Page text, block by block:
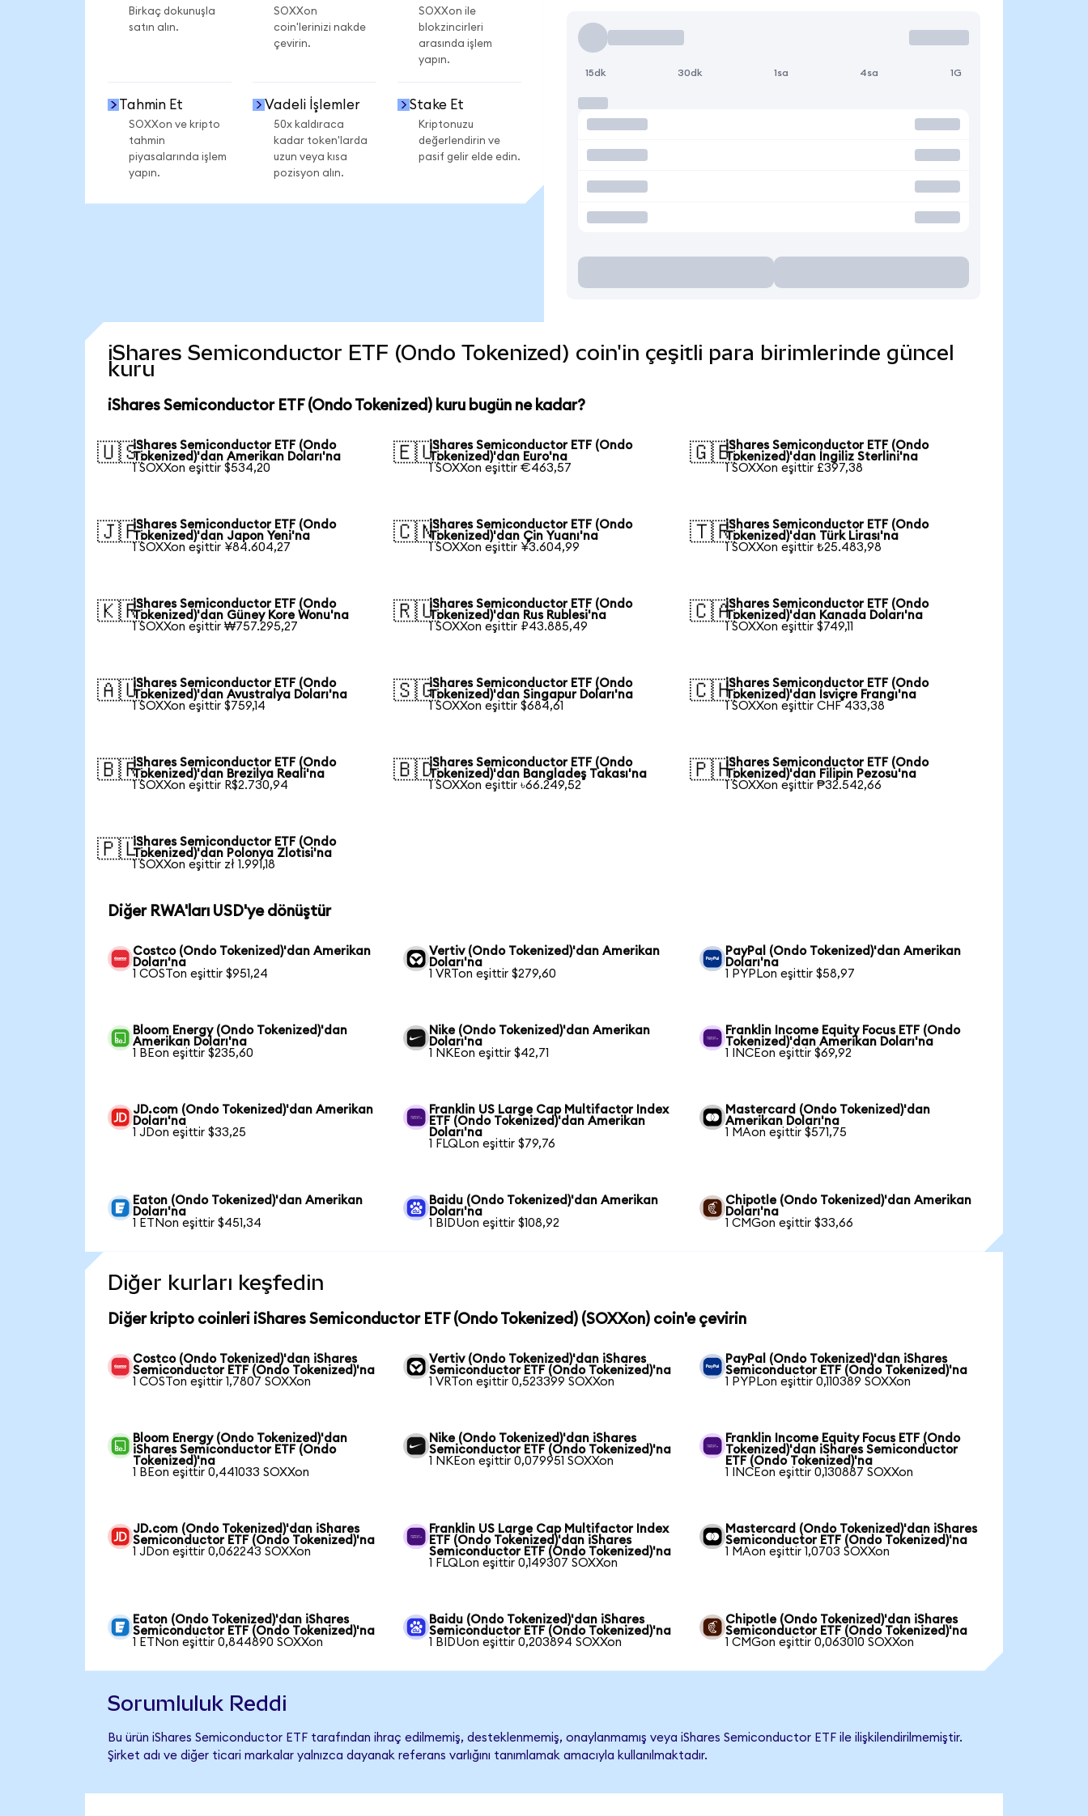
Birkaç dokunuşla
satın alın.
SOXXon
coin'lerinizi nakde
çevirin.
SOXXon ile
blokzincirleri
arasında işlem
yapın.
Tahmin Et
SOXXon ve kripto
tahmin
piyasalarında işlem
yapın.
Vadeli İşlemler
50x kaldıraca
kadar token'larda
uzun veya kısa
pozisyon alın.
Stake Et
Kriptonuzu
değerlendirin ve
pasif gelir elde edin.
15dk 30dk 1sa 4sa 1G
iShares Semiconductor ETF (Ondo Tokenized) coin'in çeşitli para birimlerinde güncel
kuru
iShares Semiconductor ETF (Ondo Tokenized) kuru bugün ne kadar?
🇺🇸iShares Semiconductor ETF (Ondo
Tokenized)'dan Amerikan Doları'na
1 SOXXon eşittir $534,20
🇪🇺iShares Semiconductor ETF (Ondo
Tokenized)'dan Euro'na
1 SOXXon eşittir €463,57
🇬🇧iShares Semiconductor ETF (Ondo
Tokenized)'dan İngiliz Sterlini'na
1 SOXXon eşittir £397,38
🇯🇵iShares Semiconductor ETF (Ondo
Tokenized)'dan Japon Yeni'na
1 SOXXon eşittir ¥84.604,27
🇨🇳iShares Semiconductor ETF (Ondo
Tokenized)'dan Çin Yuanı'na
1 SOXXon eşittir ¥3.604,99
🇹🇷iShares Semiconductor ETF (Ondo
Tokenized)'dan Türk Lirası'na
1 SOXXon eşittir ₺25.483,98
🇰🇷iShares Semiconductor ETF (Ondo
Tokenized)'dan Güney Kore Wonu'na
1 SOXXon eşittir ₩757.295,27
🇷🇺iShares Semiconductor ETF (Ondo
Tokenized)'dan Rus Rublesi'na
1 SOXXon eşittir ₽43.885,49
🇨🇦iShares Semiconductor ETF (Ondo
Tokenized)'dan Kanada Doları'na
1 SOXXon eşittir $749,11
🇦🇺iShares Semiconductor ETF (Ondo
Tokenized)'dan Avustralya Doları'na
1 SOXXon eşittir $759,14
🇸🇬iShares Semiconductor ETF (Ondo
Tokenized)'dan Singapur Doları'na
1 SOXXon eşittir $684,61
🇨🇭iShares Semiconductor ETF (Ondo
Tokenized)'dan İsviçre Frangı'na
1 SOXXon eşittir CHF 433,38
🇧🇷iShares Semiconductor ETF (Ondo
Tokenized)'dan Brezilya Reali'na
1 SOXXon eşittir R$2.730,94
🇧🇩iShares Semiconductor ETF (Ondo
Tokenized)'dan Bangladeş Takası'na
1 SOXXon eşittir ৳66.249,52
🇵🇭iShares Semiconductor ETF (Ondo
Tokenized)'dan Filipin Pezosu'na
1 SOXXon eşittir ₱32.542,66
🇵🇱iShares Semiconductor ETF (Ondo
Tokenized)'dan Polonya Zlotisi'na
1 SOXXon eşittir zł 1.991,18
Diğer RWA'ları USD'ye dönüştür
Costco (Ondo Tokenized)'dan Amerikan
Doları'na
1 COSTon eşittir $951,24
Vertiv (Ondo Tokenized)'dan Amerikan
Doları'na
1 VRTon eşittir $279,60
PayPal (Ondo Tokenized)'dan Amerikan
Doları'na
1 PYPLon eşittir $58,97
Bloom Energy (Ondo Tokenized)'dan
Amerikan Doları'na
1 BEon eşittir $235,60
Nike (Ondo Tokenized)'dan Amerikan
Doları'na
1 NKEon eşittir $42,71
Franklin Income Equity Focus ETF (Ondo
Tokenized)'dan Amerikan Doları'na
1 INCEon eşittir $69,92
JD.com (Ondo Tokenized)'dan Amerikan
Doları'na
1 JDon eşittir $33,25
Franklin US Large Cap Multifactor Index
ETF (Ondo Tokenized)'dan Amerikan
Doları'na
1 FLQLon eşittir $79,76
Mastercard (Ondo Tokenized)'dan
Amerikan Doları'na
1 MAon eşittir $571,75
Eaton (Ondo Tokenized)'dan Amerikan
Doları'na
1 ETNon eşittir $451,34
Baidu (Ondo Tokenized)'dan Amerikan
Doları'na
1 BIDUon eşittir $108,92
Chipotle (Ondo Tokenized)'dan Amerikan
Doları'na
1 CMGon eşittir $33,66
Diğer kurları keşfedin
Diğer kripto coinleri iShares Semiconductor ETF (Ondo Tokenized) (SOXXon) coin'e çevirin
Costco (Ondo Tokenized)'dan iShares
Semiconductor ETF (Ondo Tokenized)'na
1 COSTon eşittir 1,7807 SOXXon
Vertiv (Ondo Tokenized)'dan iShares
Semiconductor ETF (Ondo Tokenized)'na
1 VRTon eşittir 0,523399 SOXXon
PayPal (Ondo Tokenized)'dan iShares
Semiconductor ETF (Ondo Tokenized)'na
1 PYPLon eşittir 0,110389 SOXXon
Bloom Energy (Ondo Tokenized)'dan
iShares Semiconductor ETF (Ondo
Tokenized)'na
1 BEon eşittir 0,441033 SOXXon
Nike (Ondo Tokenized)'dan iShares
Semiconductor ETF (Ondo Tokenized)'na
1 NKEon eşittir 0,079951 SOXXon
Franklin Income Equity Focus ETF (Ondo
Tokenized)'dan iShares Semiconductor
ETF (Ondo Tokenized)'na
1 INCEon eşittir 0,130887 SOXXon
JD.com (Ondo Tokenized)'dan iShares
Semiconductor ETF (Ondo Tokenized)'na
1 JDon eşittir 0,062243 SOXXon
Franklin US Large Cap Multifactor Index
ETF (Ondo Tokenized)'dan iShares
Semiconductor ETF (Ondo Tokenized)'na
1 FLQLon eşittir 0,149307 SOXXon
Mastercard (Ondo Tokenized)'dan iShares
Semiconductor ETF (Ondo Tokenized)'na
1 MAon eşittir 1,0703 SOXXon
Eaton (Ondo Tokenized)'dan iShares
Semiconductor ETF (Ondo Tokenized)'na
1 ETNon eşittir 0,844890 SOXXon
Baidu (Ondo Tokenized)'dan iShares
Semiconductor ETF (Ondo Tokenized)'na
1 BIDUon eşittir 0,203894 SOXXon
Chipotle (Ondo Tokenized)'dan iShares
Semiconductor ETF (Ondo Tokenized)'na
1 CMGon eşittir 0,063010 SOXXon
Sorumluluk Reddi
Bu ürün iShares Semiconductor ETF tarafından ihraç edilmemiş, desteklenmemiş, onaylanmamış veya iShares Semiconductor ETF ile ilişkilendirilmemiştir.
Şirket adı ve diğer ticari markalar yalnızca dayanak referans varlığını tanımlamak amacıyla kullanılmaktadır.